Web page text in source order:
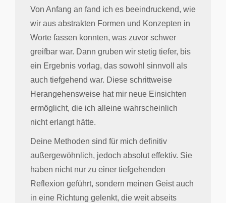
Von Anfang an fand ich es beeindruckend, wie
wir aus abstrakten Formen und Konzepten in
Worte fassen konnten, was zuvor schwer
greifbar war. Dann gruben wir stetig tiefer, bis
ein Ergebnis vorlag, das sowohl sinnvoll als
auch tiefgehend war. Diese schrittweise
Herangehensweise hat mir neue Einsichten
ermöglicht, die ich alleine wahrscheinlich
nicht erlangt hätte.
Deine Methoden sind für mich definitiv
außergewöhnlich, jedoch absolut effektiv. Sie
haben nicht nur zu einer tiefgehenden
Reflexion geführt, sondern meinen Geist auch
in eine Richtung gelenkt, die weit abseits